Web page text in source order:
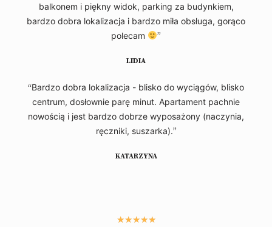
balkonem i piękny widok, parking za budynkiem,
bardzo dobra lokalizacja i bardzo miła obsługa, gorąco
polecam
”
LIDIA
“Bardzo dobra lokalizacja - blisko do wyciągów, blisko
centrum, dosłownie parę minut. Apartament pachnie
nowością i jest bardzo dobrze wyposażony (naczynia,
ręczniki, suszarka).”
KATARZYNA
★★★★★